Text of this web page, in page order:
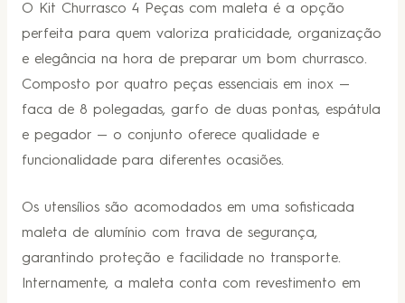
O Kit Churrasco 4 Peças com maleta é a opção
perfeita para quem valoriza praticidade, organização
e elegância na hora de preparar um bom churrasco.
Composto por quatro peças essenciais em inox —
faca de 8 polegadas, garfo de duas pontas, espátula
e pegador — o conjunto oferece qualidade e
funcionalidade para diferentes ocasiões.
Os utensílios são acomodados em uma sofisticada
maleta de alumínio com trava de segurança,
garantindo proteção e facilidade no transporte.
Internamente, a maleta conta com revestimento em